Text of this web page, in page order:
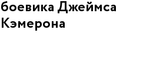
боевика Джеймса
Кэмерона